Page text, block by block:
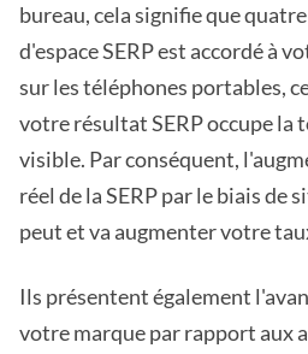
bureau, cela signifie que
d'espace SERP est accordé à
sur les téléphones portables,
votre résultat SERP occupe la
visible. Par conséquent,
réel de la SERP par le biais de
peut et va augmenter votre
Ils présentent également
votre marque par rapport aux